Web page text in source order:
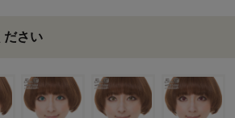
ださい